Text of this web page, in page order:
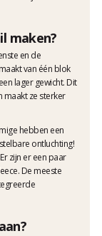
maken?
en de
van één blok
lager gewicht. Dit
ze sterker
hebben een
ontluchting!
zijn er een paar
De meeste